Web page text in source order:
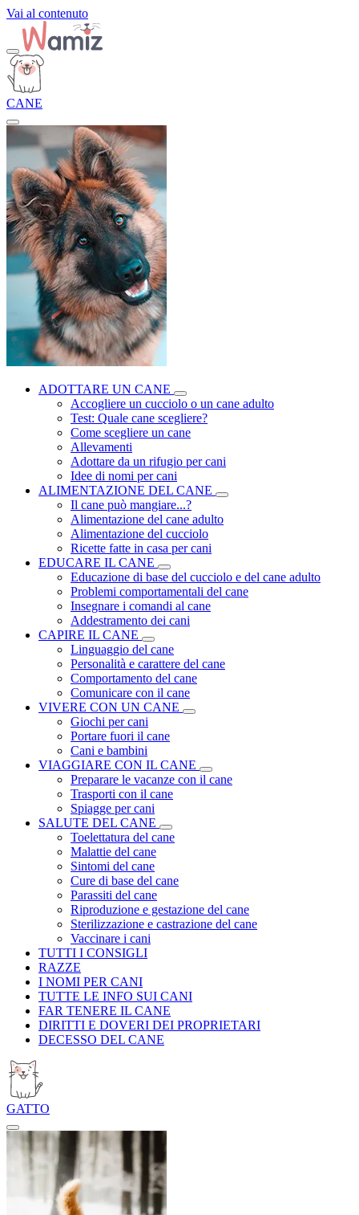
Vai al contenuto
CANE
ADOTTARE UN CANE
Accogliere un cucciolo o un cane adulto
Test: Quale cane scegliere?
Come scegliere un cane
Allevamenti
Adottare da un rifugio per cani
Idee di nomi per cani
ALIMENTAZIONE DEL CANE
Il cane può mangiare...?
Alimentazione del cane adulto
Alimentazione del cucciolo
Ricette fatte in casa per cani
EDUCARE IL CANE
Educazione di base del cucciolo e del cane adulto
Problemi comportamentali del cane
Insegnare i comandi al cane
Addestramento dei cani
CAPIRE IL CANE
Linguaggio del cane
Personalità e carattere del cane
Comportamento del cane
Comunicare con il cane
VIVERE CON UN CANE
Giochi per cani
Portare fuori il cane
Cani e bambini
VIAGGIARE CON IL CANE
Preparare le vacanze con il cane
Trasporti con il cane
Spiagge per cani
SALUTE DEL CANE
Toelettatura del cane
Malattie del cane
Sintomi del cane
Cure di base del cane
Parassiti del cane
Riproduzione e gestazione del cane
Sterilizzazione e castrazione del cane
Vaccinare i cani
TUTTI I CONSIGLI
RAZZE
I NOMI PER CANI
TUTTE LE INFO SUI CANI
FAR TENERE IL CANE
DIRITTI E DOVERI DEI PROPRIETARI
DECESSO DEL CANE
GATTO